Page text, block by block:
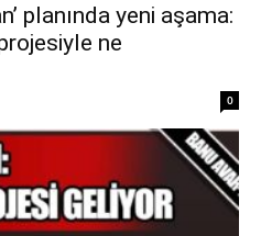
planında yeni aşama:
ne
0